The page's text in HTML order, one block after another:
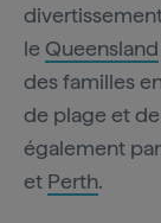
le Queensland
des familles
de plage et
également
et Perth.